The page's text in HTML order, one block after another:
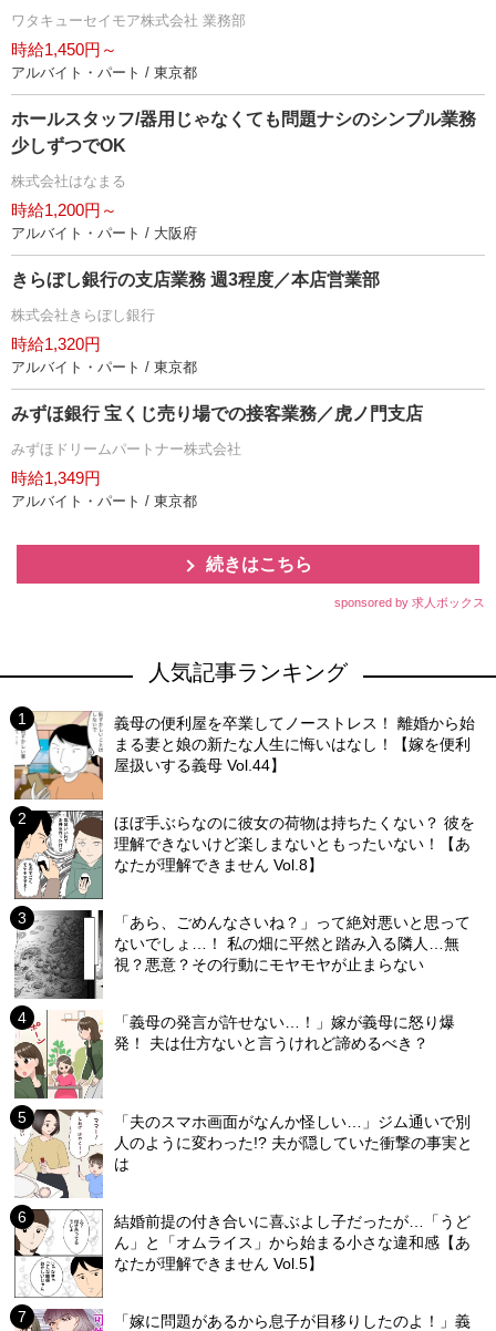
ワタキューセイモア株式会社 業務部
時給1,450円～
アルバイト・パート / 東京都
ホールスタッフ/器用じゃなくても問題ナシのシンプル業務
少しずつでOK
株式会社はなまる
時給1,200円～
アルバイト・パート / 大阪府
きらぼし銀行の支店業務 週3程度／本店営業部
株式会社きらぼし銀行
時給1,320円
アルバイト・パート / 東京都
みずほ銀行 宝くじ売り場での接客業務／虎ノ門支店
みずほドリームパートナー株式会社
時給1,349円
アルバイト・パート / 東京都
続きはこちら
sponsored by 求人ボックス
人気記事ランキング
義母の便利屋を卒業してノーストレス！ 離婚から始
まる妻と娘の新たな人生に悔いはなし！【嫁を便利
屋扱いする義母 Vol.44】
ほぼ手ぶらなのに彼女の荷物は持ちたくない？ 彼を
理解できないけど楽しまないともったいない！【あ
なたが理解できません Vol.8】
「あら、ごめんなさいね？」って絶対悪いと思って
ないでしょ…！ 私の畑に平然と踏み入る隣人…無
視？悪意？その行動にモヤモヤが止まらない
「義母の発言が許せない…！」嫁が義母に怒り爆
発！ 夫は仕方ないと言うけれど諦めるべき？
「夫のスマホ画面がなんか怪しい…」ジム通いで別
人のように変わった!? 夫が隠していた衝撃の事実と
は
結婚前提の付き合いに喜ぶよし子だったが…「うど
ん」と「オムライス」から始まる小さな違和感【あ
なたが理解できません Vol.5】
「嫁に問題があるから息子が目移りしたのよ！」義